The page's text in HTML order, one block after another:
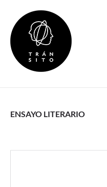
ENSAYO LITERARIO